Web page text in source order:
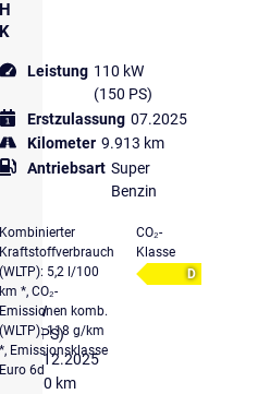
85 kW
(116 PS)
12.2025
7.200 km
H
K
Leistung 110 kW
(150 PS)
Erstzulassung 07.2025
Kilometer 9.913 km
Antriebsart Super
Benzin
Kombinierter
Kraftstoffverbrauch
(WLTP): 5,2 l/100
km *, CO₂-
Emissionen komb.
(WLTP): 118 g/km
*, Emissionsklasse
Euro 6d
CO₂-
Klasse
D